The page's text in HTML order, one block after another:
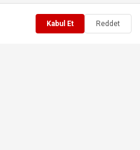
Belediyesi Kapalı Pazar
töreni, bölge
Kabul Et Reddet